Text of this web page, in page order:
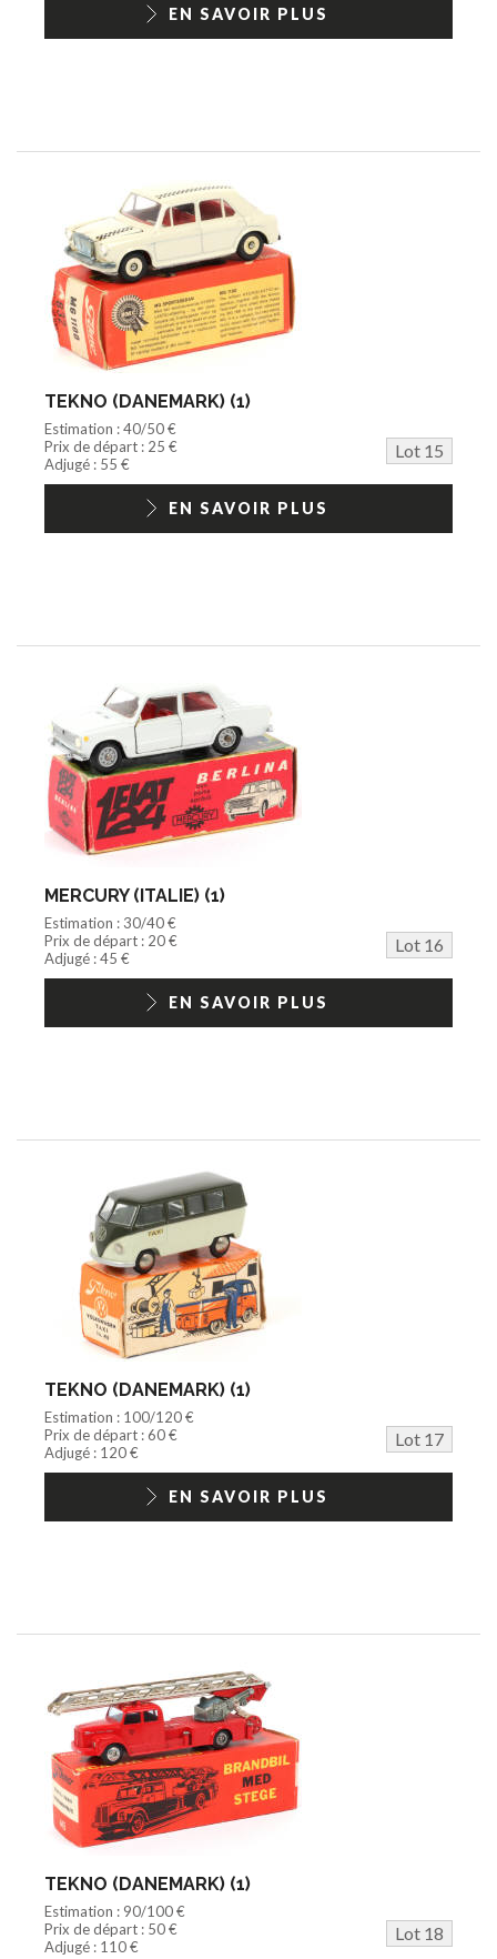
EN SAVOIR PLUS
TEKNO (DANEMARK) (1)
Estimation : 40/50 €
Prix de départ : 25 €
Lot 15
Adjugé : 55 €
EN SAVOIR PLUS
MERCURY (ITALIE) (1)
Estimation : 30/40 €
Prix de départ : 20 €
Lot 16
Adjugé : 45 €
EN SAVOIR PLUS
TEKNO (DANEMARK) (1)
Estimation : 100/120 €
Prix de départ : 60 €
Lot 17
Adjugé : 120 €
EN SAVOIR PLUS
TEKNO (DANEMARK) (1)
Estimation : 90/100 €
Prix de départ : 50 €
Lot 18
Adjugé : 110 €